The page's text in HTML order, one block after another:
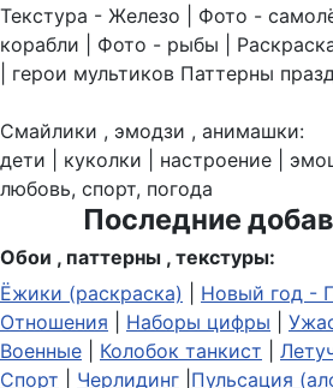
Текстура - Железо | Фото -
корабли | Фото - рыбы |
| герои мультиков Паттерны
Смайлики , эмодзи , анимашки:
дети | куколки | настроение |
любовь, спорт, погода
Последние
Обои , паттерны , текстуры:
Ёжики (раскраска)
Новый год -
Отношения
Наборы цифры
Военные
Колобок танкист
Спорт
Черлидинг Пульсация